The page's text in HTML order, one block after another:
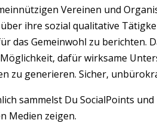
Vereinen und
ihre sozial qualitative
das Gemeinwohl zu berichten.
dafür wirksame
zu generieren. Sicher,
sammelst Du SocialPoints
Medien zeigen.